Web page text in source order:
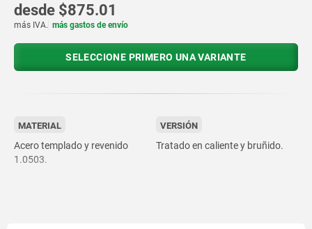
desde $875.01
más IVA. más gastos de envío
SELECCIONE PRIMERO UNA VARIANTE
MATERIAL
Acero templado y revenido
1.0503.
VERSIÓN
Tratado en caliente y bruñido.